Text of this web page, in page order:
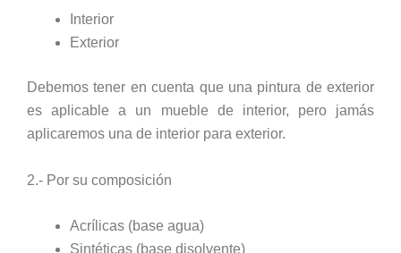
Interior
Exterior
Debemos tener en cuenta que una pintura de exterior
es aplicable a un mueble de interior, pero jamás
aplicaremos una de interior para exterior.
2.- Por su composición
Acrílicas (base agua)
Sintéticas (base disolvente)